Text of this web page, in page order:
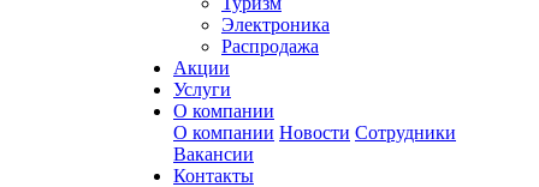
Электроника
Распродажа
Акции
Услуги
О компании
О компании Новости Сотрудники
Вакансии
Контакты